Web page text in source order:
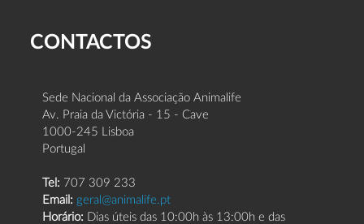
CONTACTOS
Sede Nacional da Associação Animalife
Av. Praia da Victória - 15 - Cave
1000-245 Lisboa
Portugal
Tel: 707 309 233
Email: geral@animalife.pt
Horário: Dias úteis das 10:00h às 13:00h e das